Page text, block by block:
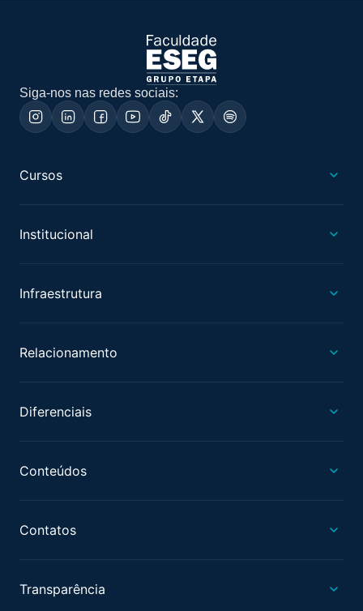
Siga-nos nas redes sociais:
Cursos
Institucional
Infraestrutura
Relacionamento
Diferenciais
Conteúdos
Contatos
Transparência